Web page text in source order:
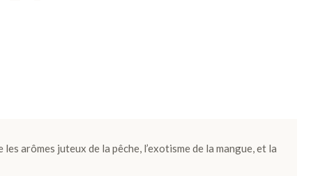
arômes juteux de la pêche, l’exotisme de la mangue, et la